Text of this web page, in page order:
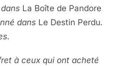
La Boîte de Pandore
dans Le Destin Perdu.
à ceux qui ont acheté